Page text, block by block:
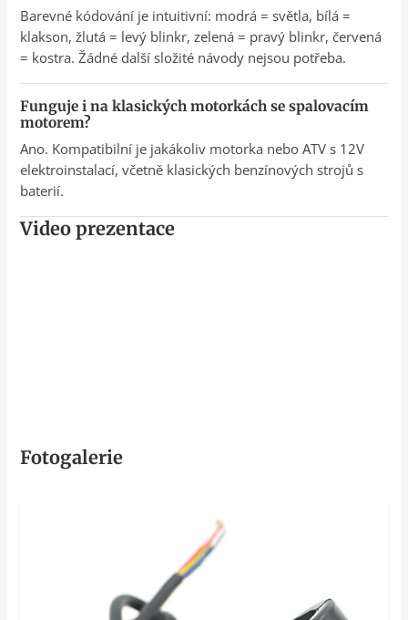
Barevné kódování je intuitivní: modrá = světla, bílá =
klakson, žlutá = levý blinkr, zelená = pravý blinkr, červená
= kostra. Žádné další složité návody nejsou potřeba.
Funguje i na klasických motorkách se spalovacím
motorem?
Ano. Kompatibilní je jakákoliv motorka nebo ATV s 12V
elektroinstalací, včetně klasických benzínových strojů s
baterií.
Video prezentace
Fotogalerie